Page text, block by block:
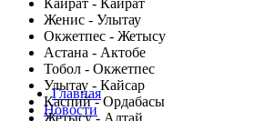
Кайрат - Кайрат
Женис - Улытау
Окжетпес - Жетысу
Астана - Актобе
Тобол - Окжетпес
Улытау - Кайсар
Каспий - Ордабасы
Главная
Новости